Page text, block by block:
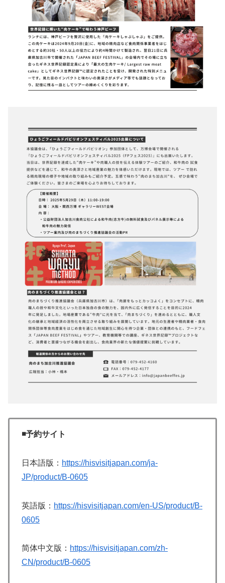
◾️予約サイト
日本語版： https://hisvisitjapan.com/ja-
JP/product/B-0605
英語版： https://hisvisitjapan.com/en-US/product/B-
0605
简体中文版： https://hisvisitjapan.com/zh-
CN/product/B-0605